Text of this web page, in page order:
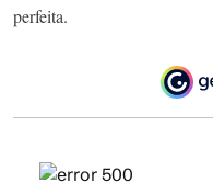
perfeita.